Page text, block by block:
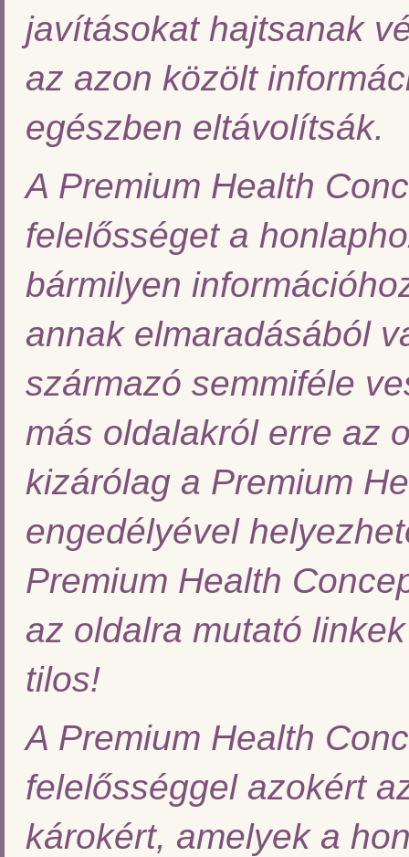
javításokat hajtsanak
az azon közölt
egészben eltávolítsák.
A Premium Health
felelősséget a
bármilyen
annak elmaradásából
származó semmiféle
más oldalakról erre az
kizárólag a Premium
engedélyével
Premium Health
az oldalra mutató
tilos!
A Premium Health
felelősséggel azokért
károkért, amelyek a